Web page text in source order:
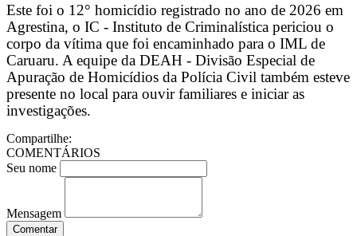
Este foi o 12° homicídio registrado no ano de 2026 em
Agrestina, o IC - Instituto de Criminalística periciou o
corpo da vítima que foi encaminhado para o IML de
Caruaru. A equipe da DEAH - Divisão Especial de
Apuração de Homicídios da Polícia Civil também esteve
presente no local para ouvir familiares e iniciar as
investigações.
Compartilhe:
COMENTÁRIOS
Seu nome
Mensagem
Comentar